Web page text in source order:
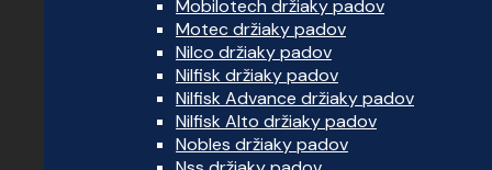
Mobilotech držiaky padov
Motec držiaky padov
Nilco držiaky padov
Nilfisk držiaky padov
Nilfisk Advance držiaky padov
Nilfisk Alto držiaky padov
Nobles držiaky padov